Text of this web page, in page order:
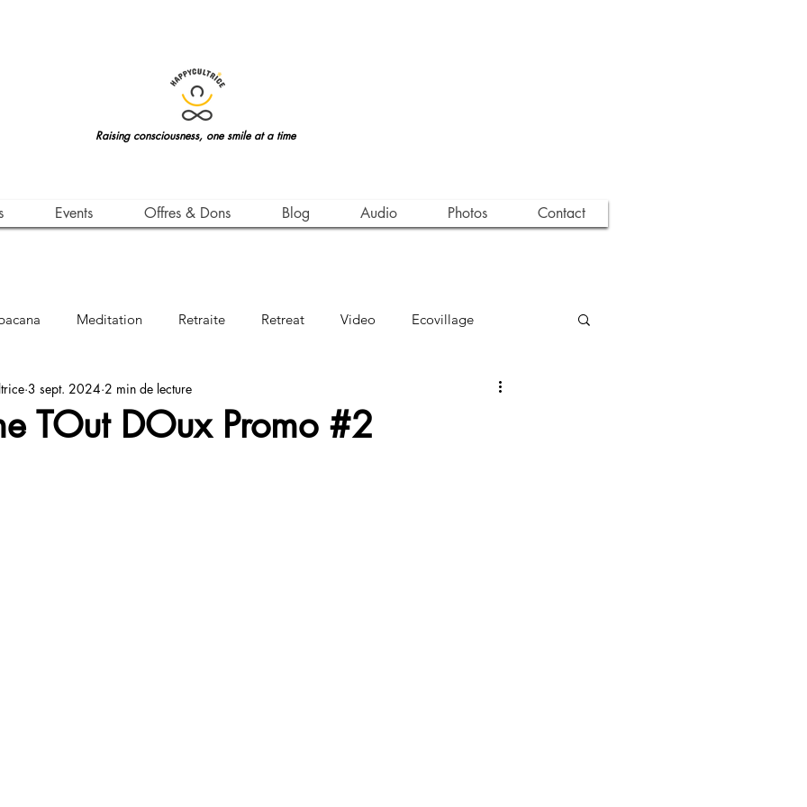
Raising consciousness, one smile at a time
Meditation Retraite Retreat Video Ecovillage
Awareness Leçon de Vie
TOut DOux Promo #2
3 sept. 2024 2 min de lecture
Events Offres & Dons Blog Audio Photos Contact